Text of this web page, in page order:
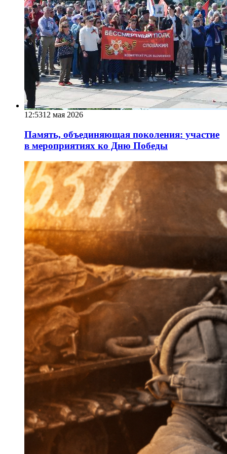
12:5312 мая 2026
Память, объединяющая поколения: участие
в мероприятиях ко Дню Победы